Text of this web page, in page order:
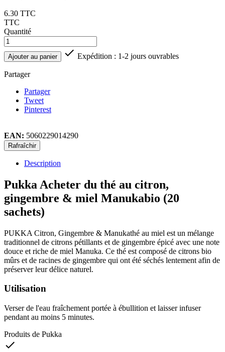
6.30 TTC
TTC
Quantité
Ajouter au panier  Expédition : 1-2 jours ouvrables
Partager
Partager
Tweet
Pinterest
EAN: 5060229014290
Description
Pukka Acheter du thé au citron,
gingembre & miel Manukabio (20
sachets)
PUKKA Citron, Gingembre & Manukathé au miel est un mélange
traditionnel de citrons pétillants et de gingembre épicé avec une note
douce et riche de miel Manuka. Ce thé est composé de citrons bio
mûrs et de racines de gingembre qui ont été séchés lentement afin de
préserver leur délice naturel.
Utilisation
Verser de l'eau fraîchement portée à ébullition et laisser infuser
pendant au moins 5 minutes.
Produits de Pukka
